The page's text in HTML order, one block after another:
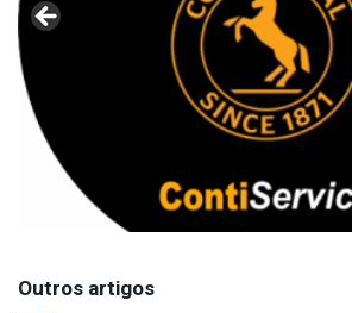
Outros artigos